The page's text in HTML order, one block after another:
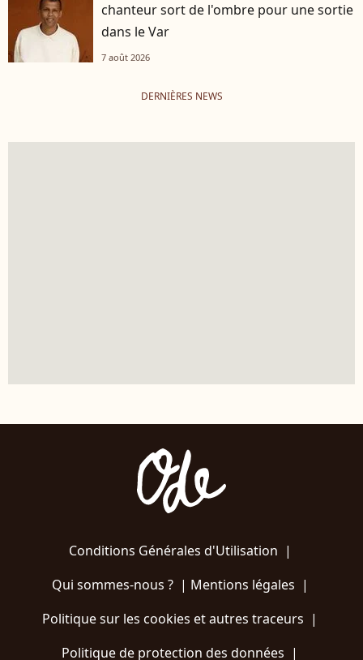
chanteur sort de l'ombre pour une sortie
dans le Var
7 août 2026
DERNIÈRES NEWS
Conditions Générales d'Utilisation |
Qui sommes-nous ?| Mentions légales |
Politique sur les cookies et autres traceurs |
Politique de protection des données |